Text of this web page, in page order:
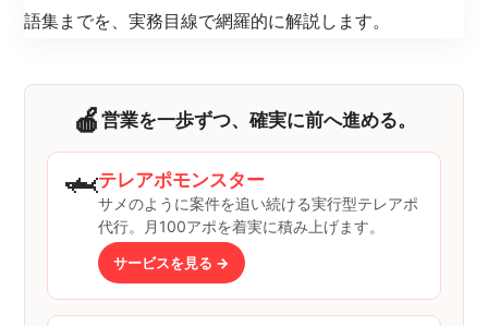
語集までを、実務目線で網羅的に解説します。
🍎 営業を一歩ずつ、確実に前へ進める。
🦈テレアポモンスター
サメのように案件を追い続ける実行型テレアポ
代行。月100アポを着実に積み上げます。
サービスを見る →